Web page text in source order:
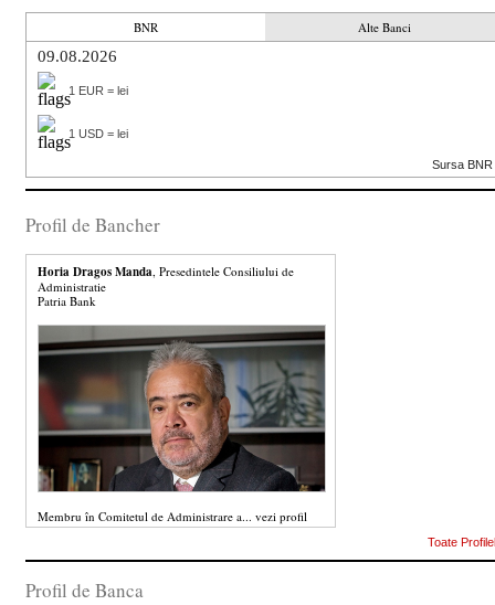
BNR Alte Banci
09.08.2026
1 EUR = lei
1 USD = lei
Sursa BNR
Profil de Bancher
Horia Dragos Manda, Presedintele Consiliului de
Administratie
Patria Bank
Membru în Comitetul de Administrare a... vezi profil
Toate
Profil de Banca